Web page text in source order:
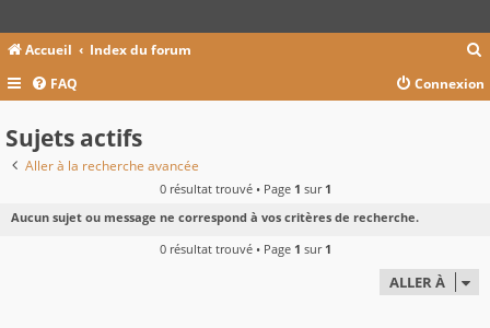
Accueil Index du forum
c
FAQ Connexion
Sujets actifs
Aller à la recherche avancée
0 résultat trouvé • Page 1 sur 1
Aucun sujet ou message ne correspond à vos critères de recherche.
0 résultat trouvé • Page 1 sur 1
ALLER À